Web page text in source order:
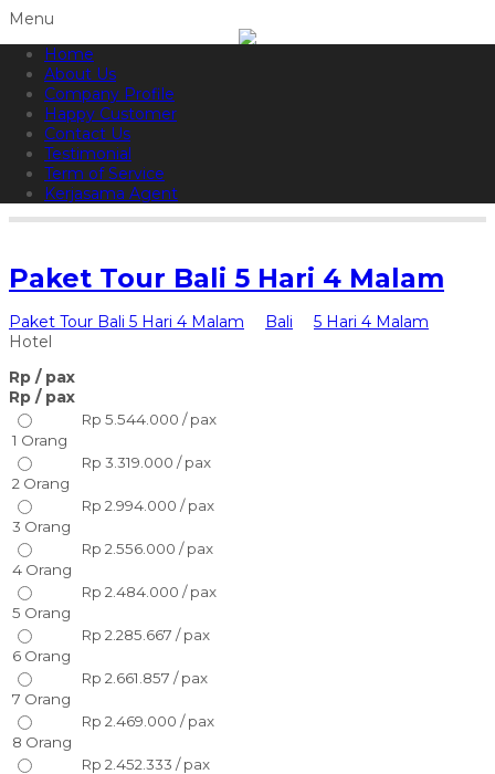
Menu
Home
About Us
Company Profile
Happy Customer
Contact Us
Testimonial
Term of Service
Kerjasama Agent
Informasi lebih lanjut?
Paket Tour Bali 5 Hari 4 Malam
Paket Tour Bali 5 Hari 4 Malam Bali
5 Hari 4 Malam
Hotel
Rp / pax
Rp / pax
1 Orang
Rp 5.544.000 / pax
2 Orang
Rp 3.319.000 / pax
3 Orang
Rp 2.994.000 / pax
4 Orang
Rp 2.556.000 / pax
5 Orang
Rp 2.484.000 / pax
6 Orang
Rp 2.285.667 / pax
7 Orang
Rp 2.661.857 / pax
8 Orang
Rp 2.469.000 / pax
Rp 2.452.333 / pax